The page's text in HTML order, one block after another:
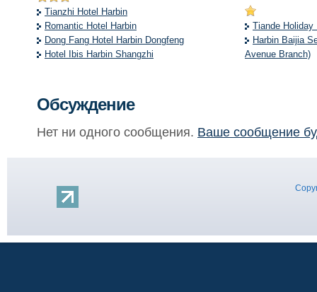
Tianzhi Hotel Harbin
Romantic Hotel Harbin
Dong Fang Hotel Harbin Dongfeng
Hotel Ibis Harbin Shangzhi
Tiande Holiday
Harbin Baijia
Avenue Branch)
Обсуждение
Нет ни одного сообщения. Ваше сообщение